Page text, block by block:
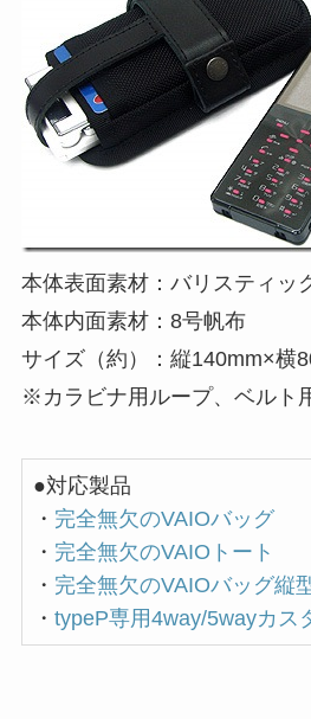
本体表面素材：バリスティッ
本体内面素材：8号帆布
サイズ（約）：縦140mm×横
※カラビナ用ループ、ベルト
●対応製品
・ 完全無欠のVAIOバッグ
・ 完全無欠のVAIOトート
・ 完全無欠のVAIOバッグ縦
・ typeP専用4way/5wayカス